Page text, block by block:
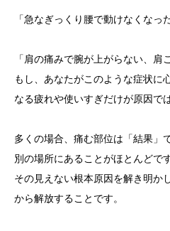
「急な ぎっくり腰で動けなくなっ
「 肩の痛みで腕が上がらない、 肩
もし、あなたがこのような症状に
なる疲れや使いすぎだけが原因で
多くの場合、 痛む部位は「結果」
別の場所にあることがほとんどで
その見えない根本原因を解き明か
から解放することです。